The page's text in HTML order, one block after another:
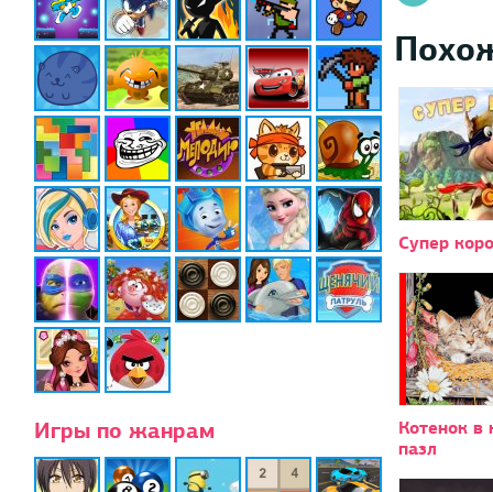
Игры по жанрам
Супер
Котенок в
пазл